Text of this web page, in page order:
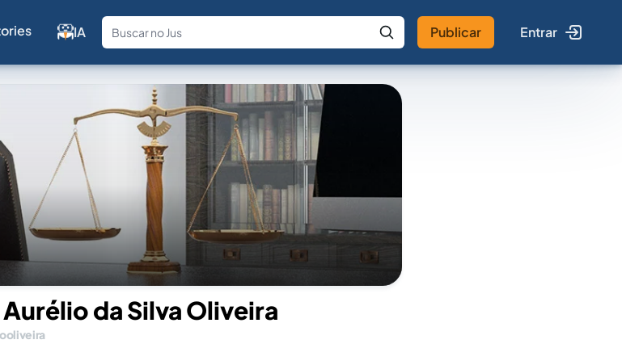
IA
Fale com a IA Buscar no Jus
Publicar Entrar
da Silva Oliveira